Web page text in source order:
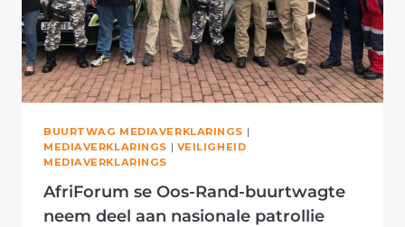
BUURTWAG MEDIAVERKLARINGS |
MEDIAVERKLARINGS | VEILIGHEID
MEDIAVERKLARINGS
AfriForum se Oos-Rand-buurtwagte
neem deel aan nasionale patrollie